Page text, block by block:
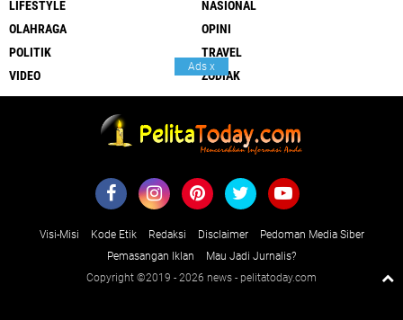
LIFESTYLE
NASIONAL
OLAHRAGA
OPINI
POLITIK
TRAVEL
VIDEO
ZODIAK
Visi-Misi Kode Etik Redaksi Disclaimer
Pedoman Media Siber
Pemasangan Iklan
Mau Jadi Jurnalis?
Copyright ©2019 - 2026 news - pelitatoday.com
Ads x